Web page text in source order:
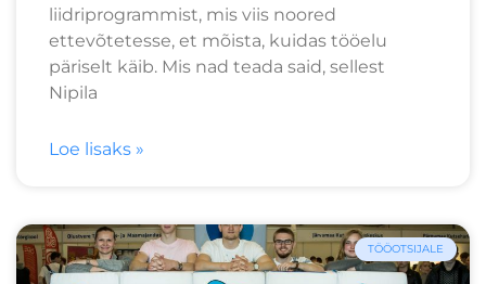
liidriprogrammist, mis viis noored
ettevõtetesse, et mõista, kuidas tööelu
päriselt käib. Mis nad teada said, sellest
Nipila
Loe lisaks »
TÖÖOTSIJALE